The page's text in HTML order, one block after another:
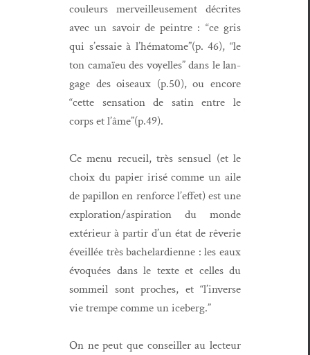
couleurs mer­veilleuse­ment décrites
avec un savoir de pein­tre : “ce gris
qui s’es­saie à l’hématome”(p. 46), “le
ton camaïeu des voyelles” dans le lan­
gage des oiseaux (p.50), ou encore
“cette sen­sa­tion de satin entre le
corps et l’âme”(p.49).
Ce menu recueil, très sen­suel (et le
choix du papi­er irisé comme un aile
de papil­lon en ren­force l’ef­fet) est une
exploration/aspiration du monde
extérieur à par­tir d’un état de rêver­ie
éveil­lée très bachelar­di­enne : les eaux
évo­quées dans le texte et celles du
som­meil sont proches, et “l’in­verse
vie trempe comme un iceberg.”
On ne peut que con­seiller au lecteur